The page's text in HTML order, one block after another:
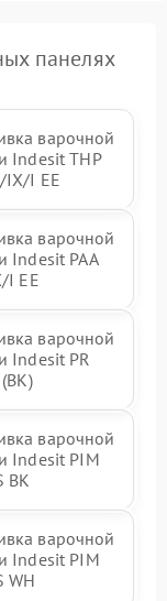
панелях
варочной
Indesit THP
IX/I EE
варочной
Indesit PAA
I EE
варочной
Indesit PR
варочной
Indesit PIM
BK
варочной
Indesit PIM
WH